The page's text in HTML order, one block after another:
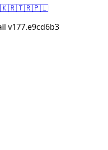
🇰🇷🇹🇷🇵🇱
v177.e9cd6b3